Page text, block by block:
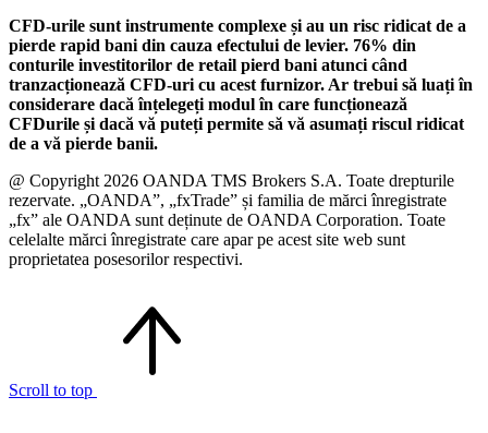
CFD-urile sunt instrumente complexe și au un risc ridicat de a
pierde rapid bani din cauza efectului de levier. 76% din
conturile investitorilor de retail pierd bani atunci când
tranzacționează CFD-uri cu acest furnizor. Ar trebui să luați în
considerare dacă înțelegeți modul în care funcționează
CFDurile și dacă vă puteți permite să vă asumați riscul ridicat
de a vă pierde banii.
@ Copyright 2026 OANDA TMS Brokers S.A. Toate drepturile
rezervate. „OANDA”, „fxTrade” și familia de mărci înregistrate
„fx” ale OANDA sunt deținute de OANDA Corporation. Toate
celelalte mărci înregistrate care apar pe acest site web sunt
proprietatea posesorilor respectivi.
Scroll to top